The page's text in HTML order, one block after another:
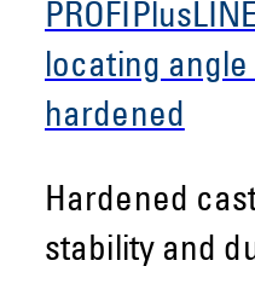
locating
hardened
Hardened
stability and